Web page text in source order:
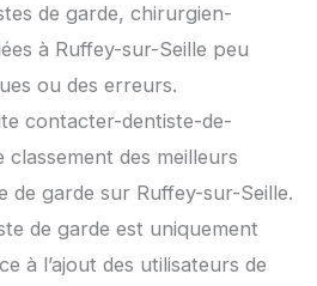
de garde, chirurgien-
à Ruffey-sur-Seille peu
ou des erreurs.
contacter-dentiste-de-
classement des meilleurs
de garde sur Ruffey-sur-Seille.
de garde est uniquement
à l’ajout des utilisateurs de